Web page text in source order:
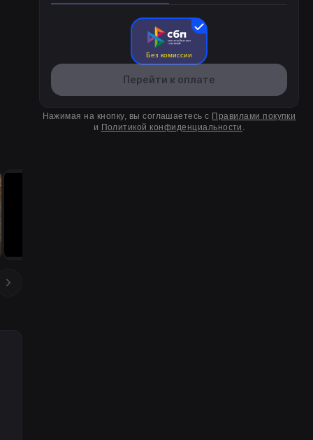
Без комиссии
Перейти к оплате
Нажимая на кнопку, вы соглашаетесь с Правилами покупки
и Политикой конфиденциальности .